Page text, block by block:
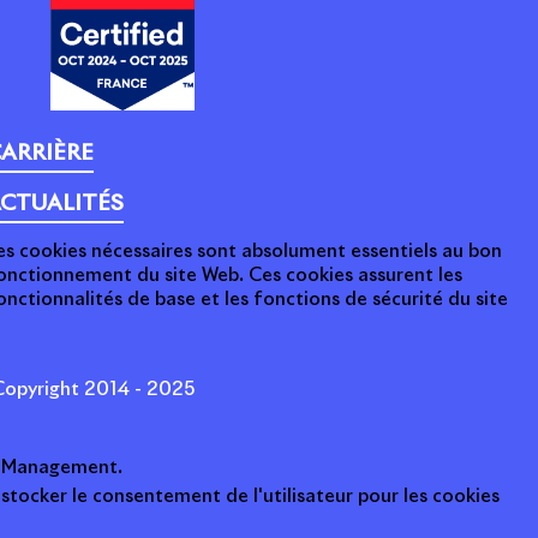
2014 - 2025
cookies nécessaires sont absolument essentiels au bon
du site Web. Ces cookies assurent les
de base et les fonctions de sécurité du site
le consentement de l'utilisateur pour les cookies